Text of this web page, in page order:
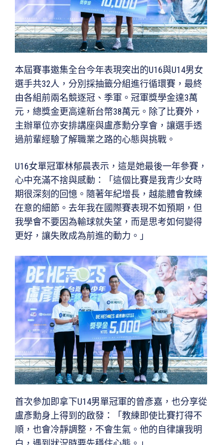
本屆賽事邀集全台今年表現突出的U16與U14男女
選手共32人，分別採抽籤分組進行循環賽，最終
由各組前兩名競逐冠、季軍。冠軍獎學金達3萬
元，總獎金更高達新台幣38萬元。除了比賽外，
主辦單位亦安排講座與盧彥勳分享會，讓選手透
過前輩經驗了解職業之路的心態與挑戰。
U16女單冠軍林郁晨表示，這是她最後一年參賽，
心中充滿不捨與感動：「這個比賽是我青少女時
期很深刻的回憶。隨著年紀增長，越能體會教練
在意的細節。去年我在國際賽表現不如預期，但
我學會不要因為輸球就失望，而是思考如何變得
更好，讓失敗成為前進的動力。」
首次參加即拿下U14男單冠軍的曾彥嘉，也分享從
盧彥勳身上得到的啟發：「教練即使比賽打得不
順，也會冷靜調整，不會生氣。他的自律讓我明